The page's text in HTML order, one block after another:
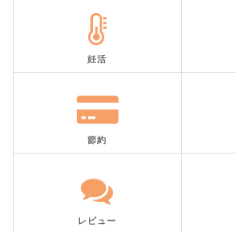
妊活
節約
レビュー